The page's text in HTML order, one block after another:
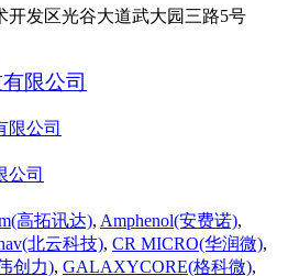
开发区光谷大道武大园三路5号
限公司
公司
高拓讯达), Amphenol(安费诺),
北云科技), CR MICRO(华润微),
创力), GALAXYCORE(格科微),